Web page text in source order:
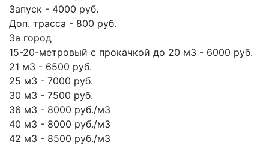
Запуск - 4000 руб.
Доп. трасса - 800 руб.
За город
15-20-метровый с прокачкой до 20 м3 - 6000 руб.
21 м3 - 6500 руб.
25 м3 - 7000 руб.
30 м3 - 7500 руб.
36 м3 - 8000 руб./м3
40 м3 - 8000 руб./м3
42 м3 - 8500 руб./м3